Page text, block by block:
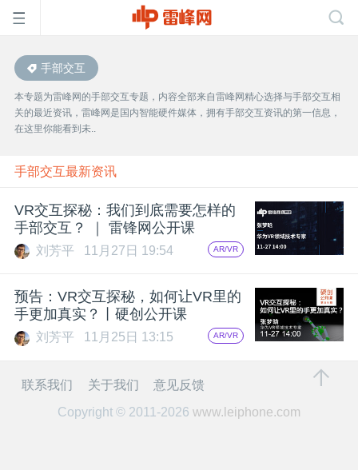
首
页
雷
峰
公
课
手部交互
本专题为雷峰网的手部交互专题，内容全部来自雷峰网精心选择与手部交互相
关的最近资讯，雷峰网是国内智能硬件媒体，拥有手部交互资讯的第一信息，
在这里你能看到未..
手部交互最新资讯
VR交互探秘：我们到底需要怎样的
手部交互？ ｜ 雷锋网公开课
刘芳平 11月27日 19:54 AR/VR
预告：VR交互探秘，如何让VR里的
手更加真实？丨硬创公开课
刘芳平 11月25日 13:15 AR/VR
联系我们 关于我们
意见反馈
Copyright © 2011-2026 www.leiphone.com